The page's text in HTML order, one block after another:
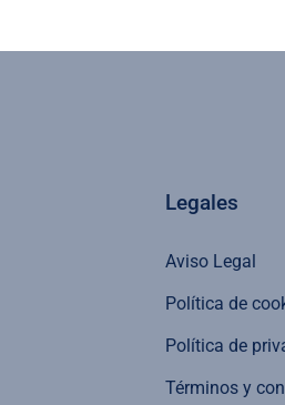
Legales
Aviso Legal
Política de
Política de
Términos y